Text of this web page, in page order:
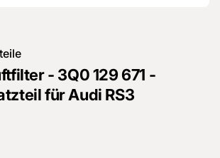
- 3Q0 129 671 -
für Audi RS3